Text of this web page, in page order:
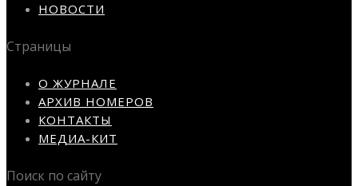
НОВОСТИ
Страницы
О ЖУРНАЛЕ
АРХИВ НОМЕРОВ
КОНТАКТЫ
МЕДИА-КИТ
Поиск по сайту